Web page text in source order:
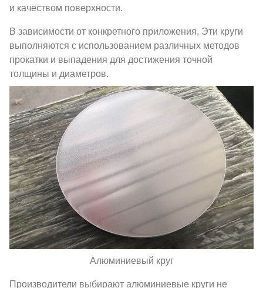
и качеством поверхности.
В зависимости от конкретного приложения, Эти круги
выполняются с использованием различных методов
прокатки и выпадения для достижения точной
толщины и диаметров.
Алюминиевый круг
Производители выбирают алюминиевые круги не